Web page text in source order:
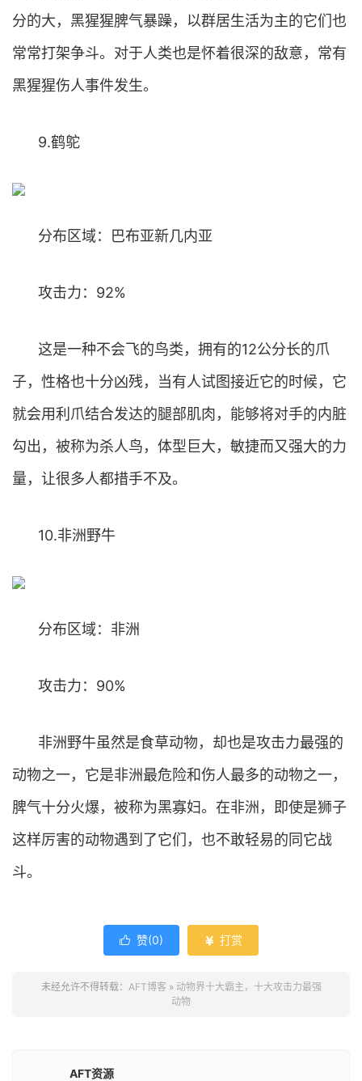
分的大，黑猩猩脾气暴躁，以群居生活为主的它们也
常常打架争斗。对于人类也是怀着很深的敌意，常有
黑猩猩伤人事件发生。
9.鹤鸵
分布区域：巴布亚新几内亚
攻击力：92%
这是一种不会飞的鸟类，拥有的12公分长的爪
子，性格也十分凶残，当有人试图接近它的时候，它
就会用利爪结合发达的腿部肌肉，能够将对手的内脏
勾出，被称为杀人鸟，体型巨大，敏捷而又强大的力
量，让很多人都措手不及。
10.非洲野牛
分布区域：非洲
攻击力：90%
非洲野牛虽然是食草动物，却也是攻击力最强的
动物之一，它是非洲最危险和伤人最多的动物之一，
脾气十分火爆，被称为黑寡妇。在非洲，即使是狮子
这样厉害的动物遇到了它们，也不敢轻易的同它战
斗。
 赞(0)  打赏
未经允许不得转载： AFT博客 » 动物界十大霸主，十大攻击力最强
动物
AFT资源